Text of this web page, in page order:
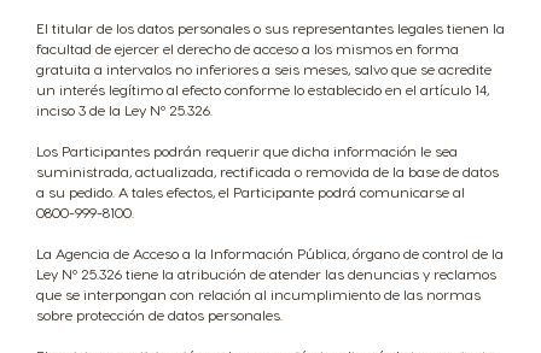
El titular de los datos personales o sus representantes legales tienen la
facultad de ejercer el derecho de acceso a los mismos en forma
gratuita a intervalos no inferiores a seis meses, salvo que se acredite
un interés legítimo al efecto conforme lo establecido en el artículo 14,
inciso 3 de la Ley Nº 25.326.
Los Participantes podrán requerir que dicha información le sea
suministrada, actualizada, rectificada o removida de la base de datos
a su pedido. A tales efectos, el Participante podrá comunicarse al
0800-999-8100.
La Agencia de Acceso a la Información Pública, órgano de control de la
Ley Nº 25.326 tiene la atribución de atender las denuncias y reclamos
que se interpongan con relación al incumplimiento de las normas
sobre protección de datos personales.